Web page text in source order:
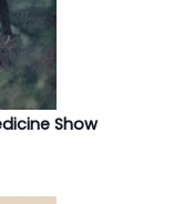
Show